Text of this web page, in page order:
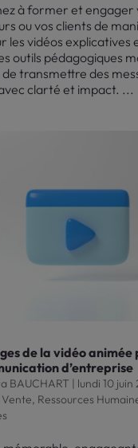
à former et engager
ou vos clients de
les vidéos explicatives
outils pédagogiques
transmettre des
clarté et impact. ...
de la vidéo animée
d’entreprise
BAUCHART | lundi 10 juin
, Ressources